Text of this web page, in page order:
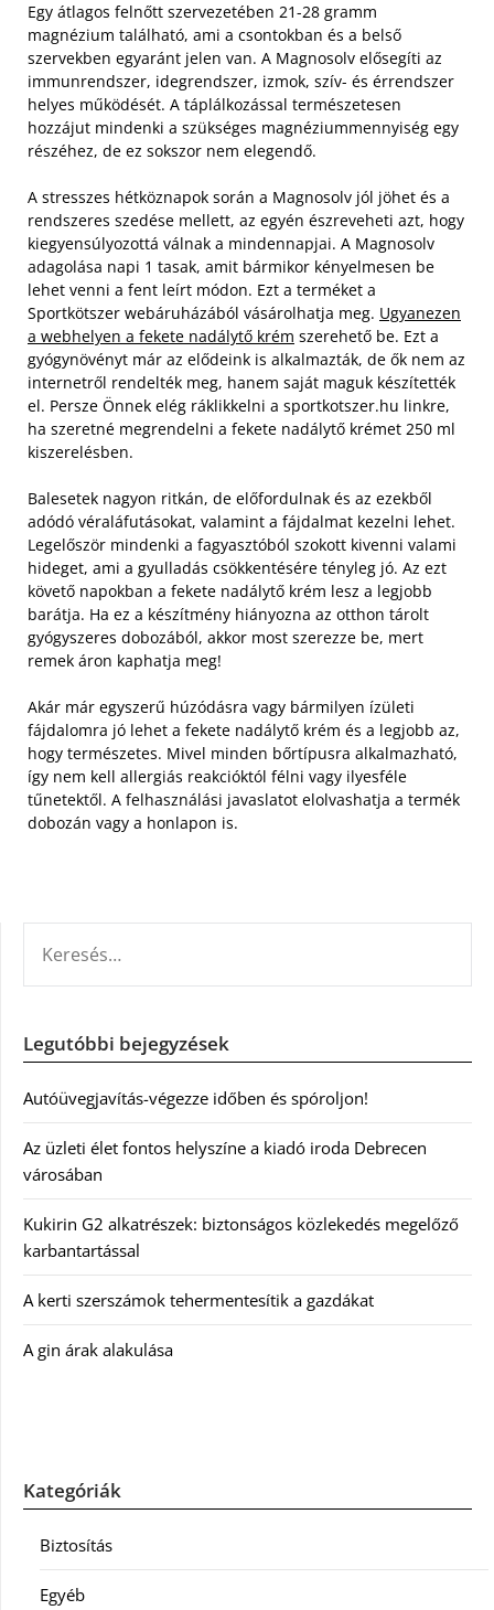
Egy átlagos felnőtt szervezetében 21-28 gramm
magnézium található, ami a csontokban és a belső
szervekben egyaránt jelen van. A Magnosolv elősegíti az
immunrendszer, idegrendszer, izmok, szív- és érrendszer
helyes működését. A táplálkozással természetesen
hozzájut mindenki a szükséges magnéziummennyiség egy
részéhez, de ez sokszor nem elegendő.
A stresszes hétköznapok során a Magnosolv jól jöhet és a
rendszeres szedése mellett, az egyén észreveheti azt, hogy
kiegyensúlyozottá válnak a mindennapjai. A Magnosolv
adagolása napi 1 tasak, amit bármikor kényelmesen be
lehet venni a fent leírt módon. Ezt a terméket a
Sportkötszer webáruházából vásárolhatja meg. Ugyanezen
a webhelyen a fekete nadálytő krém szerehető be. Ezt a
gyógynövényt már az elődeink is alkalmazták, de ők nem az
internetről rendelték meg, hanem saját maguk készítették
el. Persze Önnek elég ráklikkelni a sportkotszer.hu linkre,
ha szeretné megrendelni a fekete nadálytő krémet 250 ml
kiszerelésben.
Balesetek nagyon ritkán, de előfordulnak és az ezekből
adódó véraláfutásokat, valamint a fájdalmat kezelni lehet.
Legelőször mindenki a fagyasztóból szokott kivenni valami
hideget, ami a gyulladás csökkentésére tényleg jó. Az ezt
követő napokban a fekete nadálytő krém lesz a legjobb
barátja. Ha ez a készítmény hiányozna az otthon tárolt
gyógyszeres dobozából, akkor most szerezze be, mert
remek áron kaphatja meg!
Akár már egyszerű húzódásra vagy bármilyen ízületi
fájdalomra jó lehet a fekete nadálytő krém és a legjobb az,
hogy természetes. Mivel minden bőrtípusra alkalmazható,
így nem kell allergiás reakcióktól félni vagy ilyesféle
tűnetektől. A felhasználási javaslatot elolvashatja a termék
dobozán vagy a honlapon is.
Legutóbbi bejegyzések
Autóüvegjavítás-végezze időben és spóroljon!
Az üzleti élet fontos helyszíne a kiadó iroda Debrecen
városában
Kukirin G2 alkatrészek: biztonságos közlekedés megelőző
karbantartással
A kerti szerszámok tehermentesítik a gazdákat
A gin árak alakulása
Kategóriák
Biztosítás
Egyéb